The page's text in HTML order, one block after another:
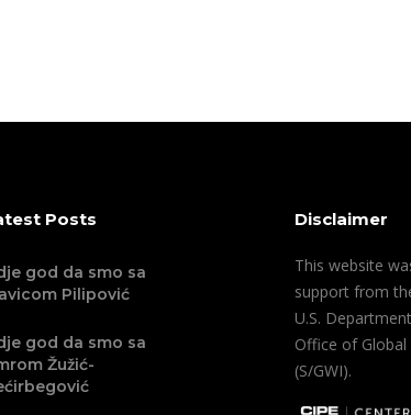
Posts
god da smo sa
Pilipović
god da smo sa
Žužić-
Disclaimer
This website
support from
U.S.
Office of Global
(S/GWI).